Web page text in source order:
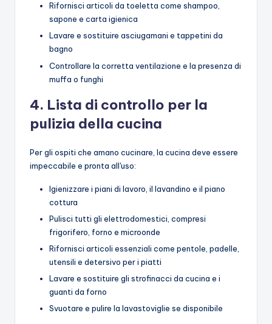
Rifornisci articoli da toeletta come shampoo,
sapone e carta igienica
Lavare e sostituire asciugamani e tappetini da
bagno
Controllare la corretta ventilazione e la presenza di
muffa o funghi
4. Lista di controllo per la
pulizia della cucina
Per gli ospiti che amano cucinare, la cucina deve essere
impeccabile e pronta all'uso:
Igienizzare i piani di lavoro, il lavandino e il piano
cottura
Pulisci tutti gli elettrodomestici, compresi
frigorifero, forno e microonde
Rifornisci articoli essenziali come pentole, padelle,
utensili e detersivo per i piatti
Lavare e sostituire gli strofinacci da cucina e i
guanti da forno
Svuotare e pulire la lavastoviglie se disponibile